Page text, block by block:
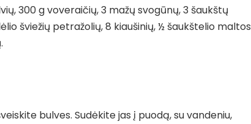
300 g voveraičių, 3 mažų svogūnų, 3 šaukštų
šviežių petražolių, 8 kiaušinių, ½ šaukštelio maltos
bulves. Sudėkite jas į puodą, su vandeniu,